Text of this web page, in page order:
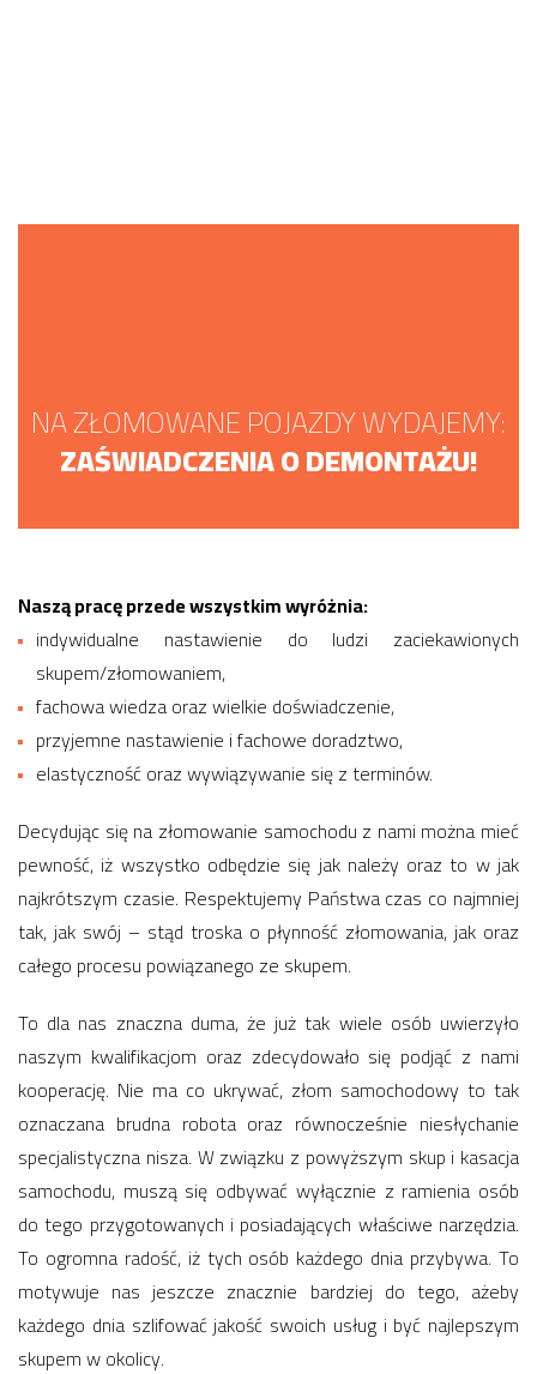
NA ZŁOMOWANE POJAZDY WYDAJEMY:
ZAŚWIADCZENIA O DEMONTAŻU!
Naszą pracę przede wszystkim wyróżnia:
indywidualne nastawienie do ludzi zaciekawionych
skupem/złomowaniem,
fachowa wiedza oraz wielkie doświadczenie,
przyjemne nastawienie i fachowe doradztwo,
elastyczność oraz wywiązywanie się z terminów.
Decydując się na złomowanie samochodu z nami można mieć
pewność, iż wszystko odbędzie się jak należy oraz to w jak
najkrótszym czasie. Respektujemy Państwa czas co najmniej
tak, jak swój – stąd troska o płynność złomowania, jak oraz
całego procesu powiązanego ze skupem.
To dla nas znaczna duma, że już tak wiele osób uwierzyło
naszym kwalifikacjom oraz zdecydowało się podjąć z nami
kooperację. Nie ma co ukrywać, złom samochodowy to tak
oznaczana brudna robota oraz równocześnie niesłychanie
specjalistyczna nisza. W związku z powyższym skup i kasacja
samochodu, muszą się odbywać wyłącznie z ramienia osób
do tego przygotowanych i posiadających właściwe narzędzia.
To ogromna radość, iż tych osób każdego dnia przybywa. To
motywuje nas jeszcze znacznie bardziej do tego, ażeby
każdego dnia szlifować jakość swoich usług i być najlepszym
skupem w okolicy.